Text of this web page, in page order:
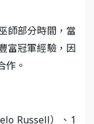
師部分時間，當
富冠軍經驗，因
作。
Russell）、1